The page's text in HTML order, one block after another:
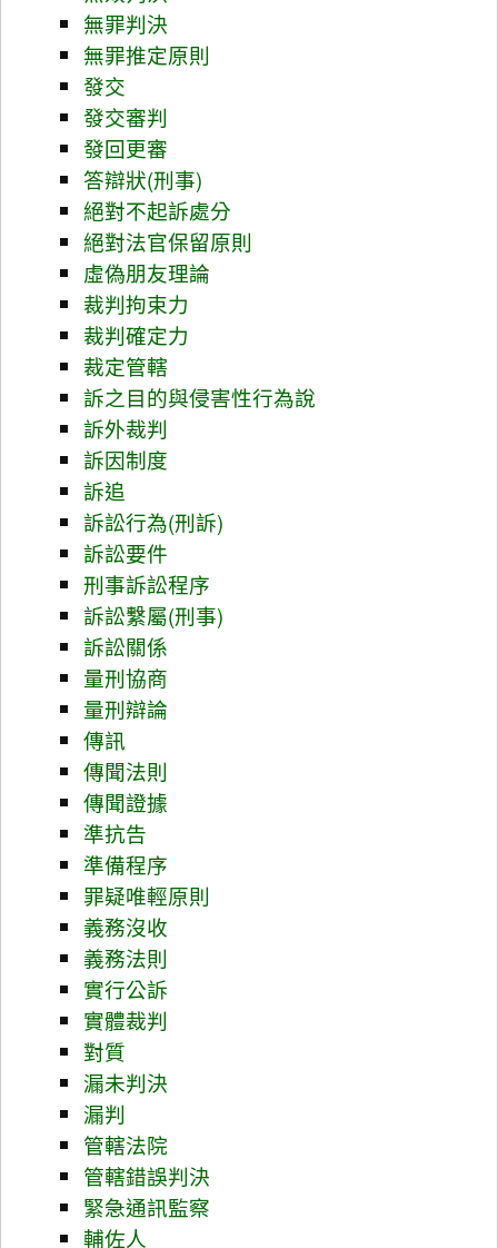
無罪判決
無罪推定原則
發交
發交審判
發回更審
答辯狀(刑事)
絕對不起訴處分
絕對法官保留原則
虛偽朋友理論
裁判拘束力
裁判確定力
裁定管轄
訴之目的與侵害性行為說
訴外裁判
訴因制度
訴追
訴訟行為(刑訴)
訴訟要件
刑事訴訟程序
訴訟繫屬(刑事)
訴訟關係
量刑協商
量刑辯論
傳訊
傳聞法則
傳聞證據
準抗告
準備程序
罪疑唯輕原則
義務沒收
義務法則
實行公訴
實體裁判
對質
漏未判決
漏判
管轄法院
管轄錯誤判決
緊急通訊監察
輔佐人